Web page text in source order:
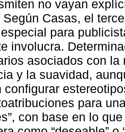
no vayan
Según Casas, el
para
involucra.
asociados con
y la suavidad,
configurar
para
con base en lo